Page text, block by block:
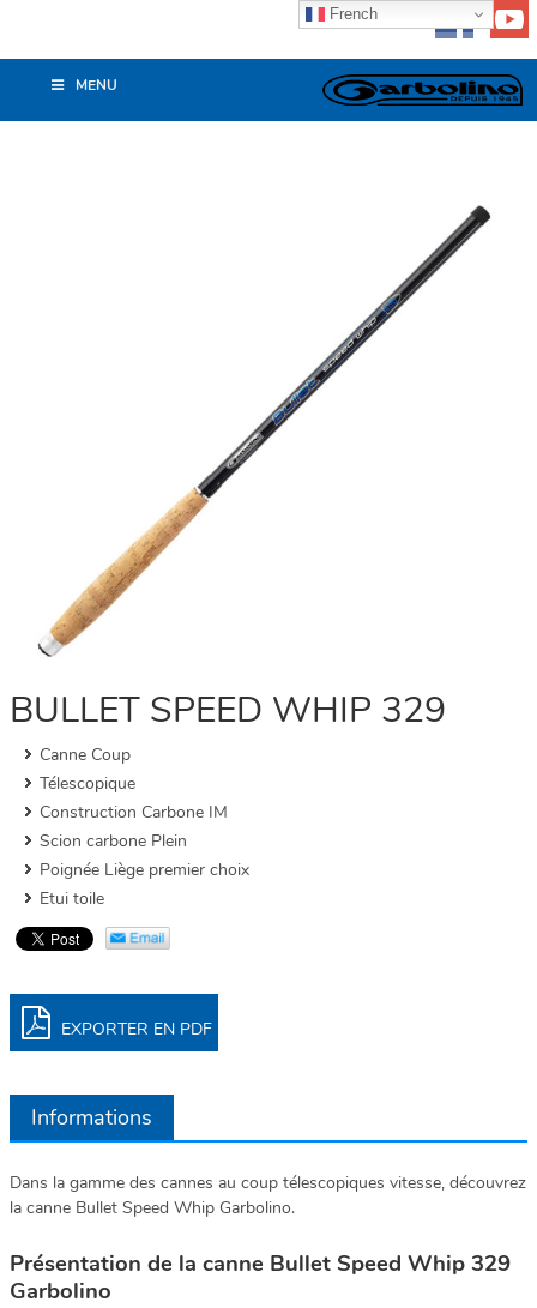
MENU
BULLET SPEED WHIP 329
Canne Coup
Télescopique
Construction Carbone IM
Scion carbone Plein
Poignée Liège premier choix
Etui toile
EXPORTER EN PDF
Informations
Dans la gamme des cannes au coup télescopiques vitesse, découvrez
la canne Bullet Speed Whip Garbolino.
Présentation de la canne Bullet Speed Whip 329
Garbolino
French